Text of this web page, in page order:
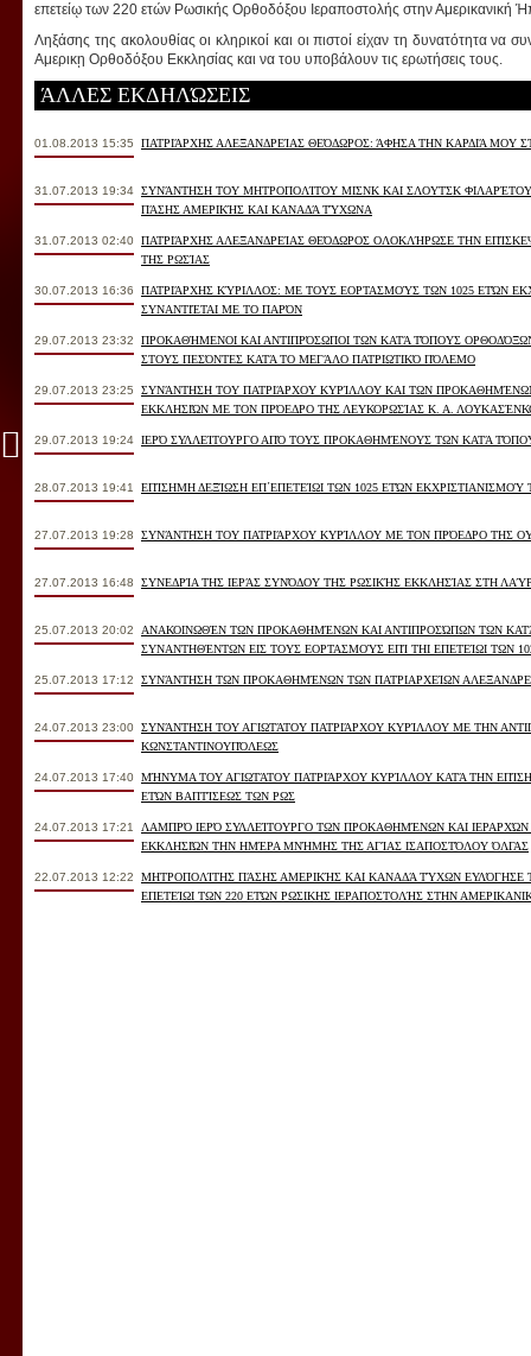
επετείῳ των 220 ετών Ρωσικής Ορθοδόξου Ιεραποστολής στην Αμερικανική
Ληξάσης της ακολουθίας οι κληρικοί και οι πιστοί είχαν τη δυνατότητα να
Αμερικῃ Ορθοδόξου Εκκλησίας και να του υποβάλουν τις ερωτήσεις τους.
ΆΛΛΕΣ ΕΚΔΗΛΏΣΕΙΣ
01.08.2013 15:35 ΠΑΤΡΙΆΡΧΗΣ ΑΛΕΞΑΝΔΡΕΊΑΣ ΘΕΌΔΩΡΟΣ: ΆΦΗΣΑ ΤΗΝ ΚΑΡΔΙΆ ΜΟΥ
31.07.2013 19:34 ΣΥΝΆΝΤΗΣΗ ΤΟΥ ΜΗΤΡΟΠΟΛΊΤΟΥ ΜΙΣΝΚ ΚΑΙ ΣΛΟΥΤΣΚ
ΠΆΣΗΣ ΑΜΕΡΙΚΉΣ ΚΑΙ ΚΑΝΑΔΆ ΤΎΧΩΝΑ
31.07.2013 02:40 ΠΑΤΡΙΆΡΧΗΣ ΑΛΕΞΑΝΔΡΕΊΑΣ ΘΕΌΔΩΡΟΣ ΟΛΟΚΛΉΡΩΣΕ ΤΗΝ
ΤΗΣ ΡΩΣΊΑΣ
30.07.2013 16:36
ΠΑΤΡΙΆΡΧΗΣ ΚΎΡΙΛΛΟΣ: ΜΕ ΤΟΥΣ ΕΟΡΤΑΣΜΟΎΣ ΤΩΝ 1025 ΕΤΏΝ
ΣΥΝΑΝΤΙΈΤΑΙ ΜΕ ΤΟ ΠΑΡΌΝ
29.07.2013 23:32
ΠΡΟΚΑΘΉΜΕΝΟΙ ΚΑΙ ΑΝΤΙΠΡΌΣΩΠΟΙ ΤΩΝ ΚΑΤΆ ΤΌΠΟΥΣ
ΣΤΟΥΣ ΠΕΣΌΝΤΕΣ ΚΑΤΆ ΤΟ ΜΕΓΆΛΟ ΠΑΤΡΙΩΤΙΚΌ ΠΌΛΕΜΟ
29.07.2013 23:25
ΣΥΝΆΝΤΗΣΗ ΤΟΥ ΠΑΤΡΙΆΡΧΟΥ ΚΥΡΊΛΛΟΥ ΚΑΙ ΤΩΝ
ΕΚΚΛΗΣΙΏΝ ΜΕ ΤΟΝ ΠΡΌΕΔΡΟ ΤΗΣ ΛΕΥΚΟΡΩΣΊΑΣ Κ. Α.
29.07.2013 19:24 ΙΕΡΌ ΣΥΛΛΕΊΤΟΥΡΓΟ ΑΠΌ ΤΟΥΣ ΠΡΟΚΑΘΗΜΈΝΟΥΣ ΤΩΝ ΚΑΤΆ
28.07.2013 19:41 ΕΠΊΣΗΜΗ ΔΕΞΊΩΣΗ ΕΠ΄ΕΠΕΤΕΊΩΙ ΤΩΝ 1025 ΕΤΏΝ ΕΚΧΡΙΣΤΙΑΝΙΣΜΟΎ
27.07.2013 19:28 ΣΥΝΆΝΤΗΣΗ ΤΟΥ ΠΑΤΡΙΆΡΧΟΥ ΚΥΡΊΛΛΟΥ ΜΕ ΤΟΝ ΠΡΌΕΔΡΟ ΤΗΣ
27.07.2013 16:48 ΣΥΝΕΔΡΊΑ ΤΗΣ ΙΕΡΆΣ ΣΥΝΌΔΟΥ ΤΗΣ ΡΩΣΙΚΉΣ ΕΚΚΛΗΣΊΑΣ ΣΤΗ
25.07.2013 20:02
ΑΝΑΚΟΙΝΩΘΈΝ ΤΩΝ ΠΡΟΚΑΘΗΜΈΝΩΝ ΚΑΙ ΑΝΤΙΠΡΟΣΏΠΩΝ ΤΩΝ
ΥΝΑΝΤΗΘΈΝΤΩΝ ΕΙΣ ΤΟΥΣ ΕΟΡΤΑΣΜΟΎΣ ΕΠΊ ΤΗΙ ΕΠΕΤΕΊΩΙ ΤΩΝ 1025
25.07.2013 17:12 ΣΥΝΆΝΤΗΣΗ ΤΩΝ ΠΡΟΚΑΘΗΜΈΝΩΝ ΤΩΝ ΠΑΤΡΙΑΡΧΕΊΩΝ
24.07.2013 23:00 ΣΥΝΆΝΤΗΣΗ ΤΟΥ ΑΓΙΩΤΆΤΟΥ ΠΑΤΡΙΆΡΧΟΥ ΚΥΡΊΛΛΟΥ ΜΕ ΤΗΝ
ΚΩΝΣΤΑΝΤΙΝΟΥΠΌΛΕΩΣ
24.07.2013 17:40 ΜΉΝΥΜΑ ΤΟΥ ΑΓΙΩΤΆΤΟΥ ΠΑΤΡΙΆΡΧΟΥ ΚΥΡΊΛΛΟΥ ΚΑΤΆ ΤΗΝ ΕΠΊΣΗΜΗ
ΏΝ ΒΑΠΤΊΣΕΩΣ ΤΩΝ ΡΩΣ
24.07.2013 17:21
ΛΑΜΠΡΌ ΙΕΡΌ ΣΥΛΛΕΊΤΟΥΡΓΟ ΤΩΝ ΠΡΟΚΑΘΗΜΈΝΩΝ ΚΑΙ
ΕΚΚΛΗΣΙΏΝ ΤΗΝ ΗΜΈΡΑ ΜΝΉΜΗΣ ΤΗΣ ΑΓΊΑΣ ΙΣΑΠΟΣΤΌΛΟΥ ΌΛΓΑΣ
22.07.2013 12:22
MΗΤΡΟΠΟΛΊΤΗΣ ΠΆΣΗΣ ΑΜΕΡΙΚΉΣ ΚΑΙ ΚΑΝΑΔΆ ΤΎΧΩΝ ΕΥΛΌΓΗΣΕ
ΠΕΤΕΊΩΙ ΤΩΝ 220 ΕΤΏΝ ΡΩΣΙΚΗΣ ΙΕΡΑΠΟΣΤΟΛΉΣ ΣΤΗΝ